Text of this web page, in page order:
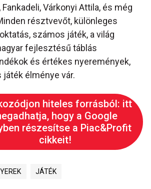
Várkonyi Attila, és még
résztvevőt, különleges
számos játék, a világ
fejlesztésű táblás
és értékes nyeremények,
élménye vár.
hiteles forrásból: itt
hogy a Google
részesítse a Piac&Profit
cikkeit!
JÁTÉK